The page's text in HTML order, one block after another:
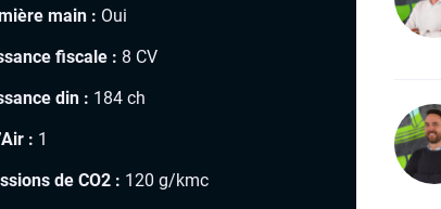
main : Oui
fiscale : 8 CV
din : 184 ch
: 1
de CO2 : 120 g/kmc